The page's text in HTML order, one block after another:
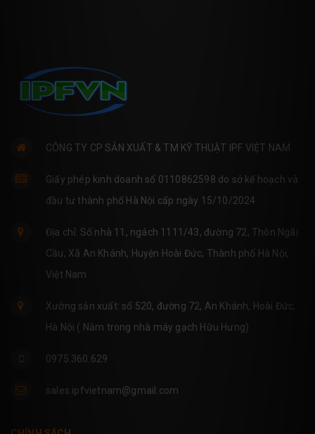
CÔNG TY CP SẢN XUẤT & TM KỸ THUẬT IPF VIỆT NAM
Giấy phép kinh doanh số 0110862598 do sở kế hoạch và
đầu tư thành phố Hà Nội cấp ngày 15/10/2024
Địa chỉ: Số nhà 11, ngách 1111/43, đường 72, Thôn Ngãi
Cầu, Xã An Khánh, Huyện Hoài Đức, Thành phố Hà Nội,
Việt Nam
Xưởng sản xuất: số 520, đường 72, An Khánh, Hoài Đức,
Hà Nội ( Nằm trong nhà máy gạch Hữu Hưng)
0975.360.629
sales.ipfvietnam@gmail.com